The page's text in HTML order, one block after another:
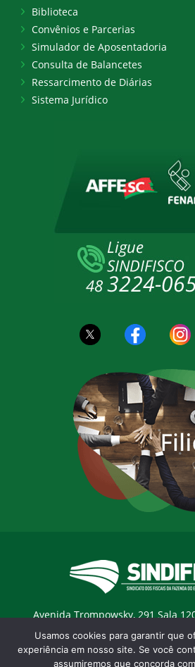
Biblioteca
Convênios e Parcerias
Simulador de Aposentadoria
Consulta de Balancetes
Ressarcimento de Diárias
Sistema Jurídico
Avenida Trompowsky, 291 Sala
88015-300 |E-mail:
Usamos cookies para garantir que
experiência em nosso site. Se você
assumiremos que concorda